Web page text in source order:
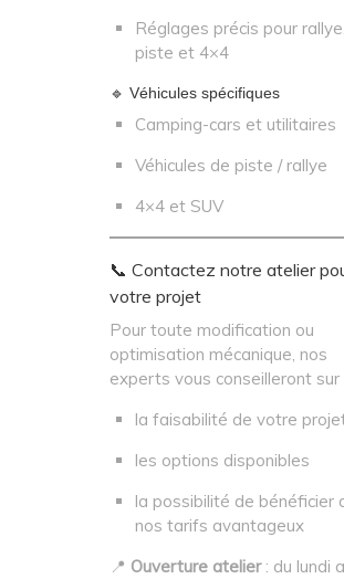
Réglages précis pour rallye,
piste et 4×4
🔹 Véhicules spécifiques
Camping-cars et utilitaires
Véhicules de piste / rallye
4×4 et SUV
📞 Contactez notre atelier
votre projet
Pour toute modification ou
optimisation mécanique, nos
experts vous conseilleront sur
la faisabilité de votre
les options disponibles
la possibilité de bénéficier
nos tarifs avantageux
📍 Ouverture atelier: du lundi